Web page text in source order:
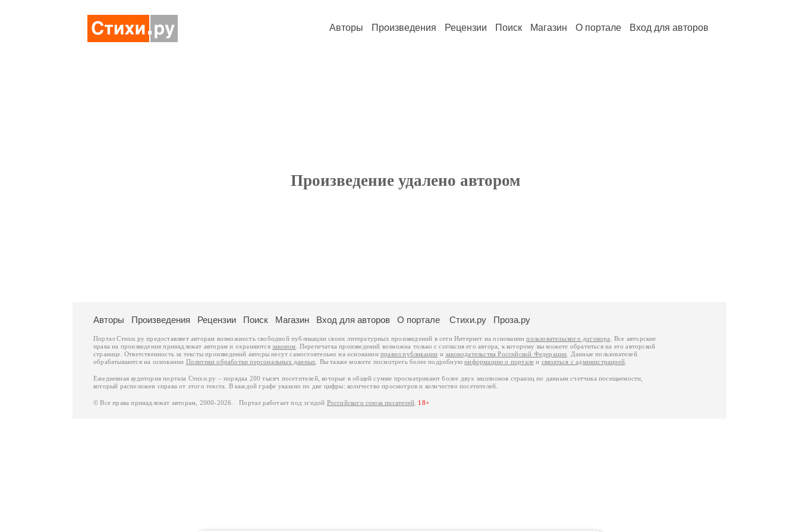
Авторы Произведения Рецензии Поиск Магазин О портале Вход для авторов
Произведение удалено автором
Авторы Произведения Рецензии Поиск Магазин Вход для авторов О портале Стихи.ру Проза.ру
Портал Стихи.ру предоставляет авторам возможность свободной публикации своих литературных произведений в сети Интернет на основаниипользовательского договора
. Все авторские
права на произведения принадлежат авторам и охраняются законом . Перепечатка произведений возможна только с согласия его автора, к которому вы можете обратиться на его авторской
странице. Ответственность за тексты произведений авторы несут самостоятельно на основанииправил публикации изаконодательства Российской Федерации . Данные пользователей
обрабатываются на основании Политики обработки персональных данных . Вы также можете посмотреть более подробнуюинформацию о портале и связаться с администрацией
Ежедневная аудитория портала Стихи.ру – порядка 200 тысяч посетителей, которые в общей сумме просматривают более двух миллионов страниц по данным счетчика посещаемости,
который расположен справа от этого текста. В каждой графе указано по две цифры: количество просмотров и количество посетителей.
© Все права принадлежат авторам, 2000-2026. Портал работает под эгидой Российского союза писателей 18+